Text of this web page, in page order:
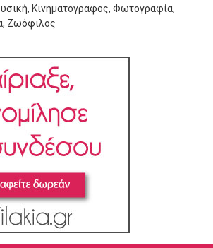
Κινηματογράφος, Φωτογραφία,
Ζωόφιλος